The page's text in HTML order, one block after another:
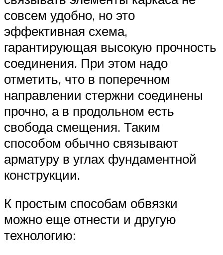
совсем удобно, но это
эффективная схема,
гарантирующая высокую прочность
соединения. При этом надо
отметить, что в поперечном
направлении стержни соединены
прочно, а в продольном есть
свобода смещения. Таким
способом обычно связывают
арматуру в углах фундаментной
конструкции.
К простым способам обвязки
можно еще отнести и другую
технологию: